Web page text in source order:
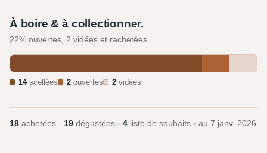
À boire & à collectionner.
22% ouvertes, 2 vidées et rachetées.
14scellées 2 ouvertes 2 vidées
18 achetées · 19 dégustées · 4 liste de souhaits · au 7 janv. 2026